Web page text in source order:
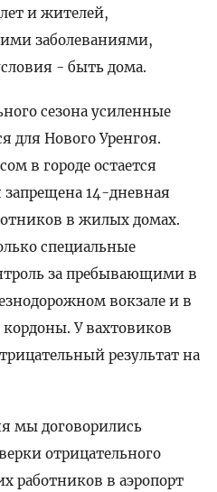
и жителей,
заболеваниями,
- быть дома.
сезона усиленные
для Нового Уренгоя.
в городе остается
14-дневная
в жилых домах.
специальные
за пребывающими в
вокзале и в
У вахтовиков
результат на
мы договорились
отрицательного
работников в аэропорт